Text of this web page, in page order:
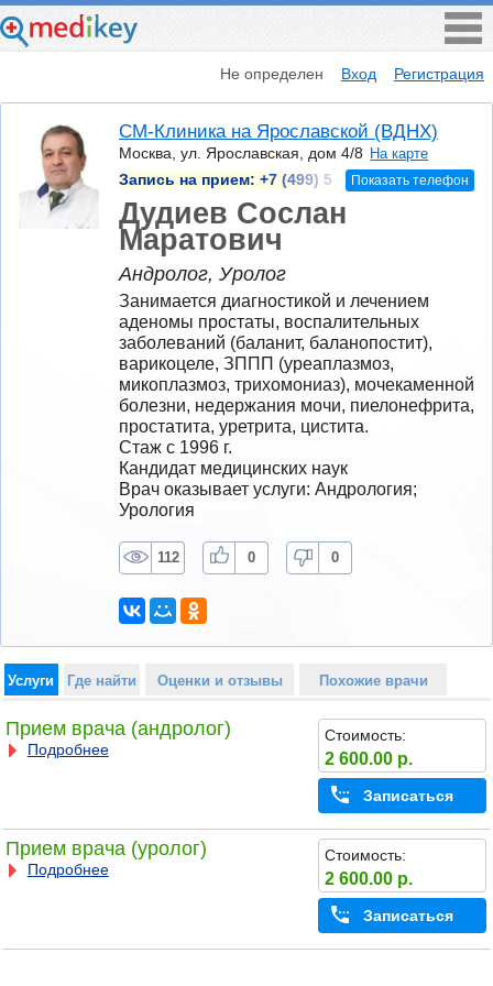
Не определен Вход Регистрация
СМ-Клиника на Ярославской (ВДНХ)
Москва, ул. Ярославская, дом 4/8 На карте
Запись на прием: +7 (499) 5 Показать телефон
Дудиев Сослан
Маратович
Андролог, Уролог
Занимается диагностикой и лечением
аденомы простаты, воспалительных
заболеваний (баланит, баланопостит),
варикоцеле, ЗППП (уреаплазмоз,
микоплазмоз, трихомониаз), мочекаменной
болезни, недержания мочи, пиелонефрита,
простатита, уретрита, цистита.
Стаж с 1996 г.
Кандидат медицинских наук
Врач оказывает услуги: Андрология;
Урология
112 0 0
Услуги Где найти Оценки и отзывы Похожие врачи
Прием врача (андролог)
Подробнее
Стоимость:
2 600.00 р.
Записаться
Прием врача (уролог)
Подробнее
Стоимость:
2 600.00 р.
Записаться